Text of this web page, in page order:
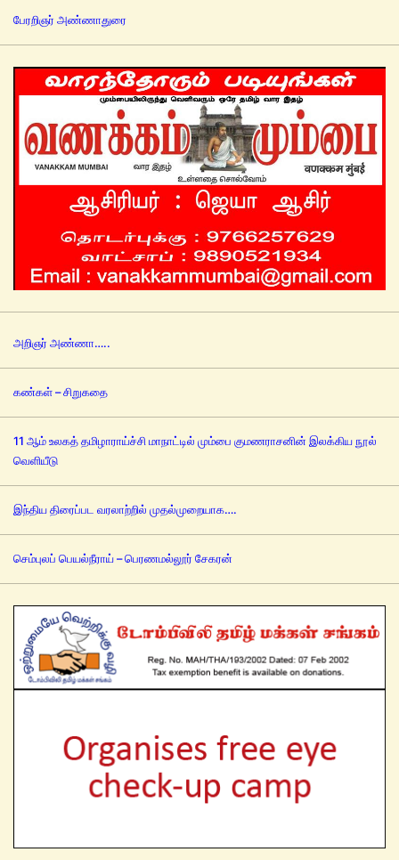
பேரறிஞர் அண்ணாதுரை
அறிஞர் அண்ணா…..
கண்கள் – சிறுகதை
11 ஆம் உலகத் தமிழாராய்ச்சி மாநாட்டில் மும்பை குமணராசனின் இலக்கிய நூல்
வெளியீடு
இந்திய திரைப்பட வரலாற்றில் முதல்முறையாக….
செம்புலப் பெயல்நீராய் – பெரணமல்லூர் சேகரன்